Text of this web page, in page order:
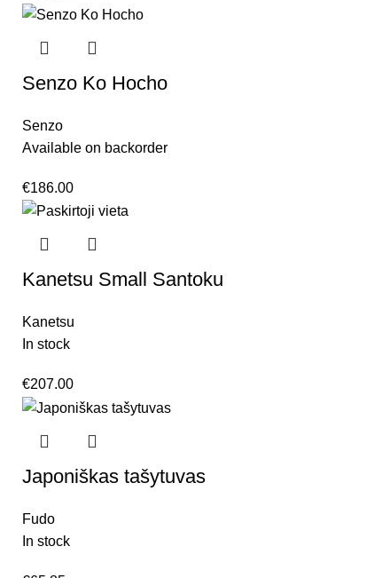
Senzo Ko Hocho
Senzo
Available on backorder
€186.00
Kanetsu Small Santoku
Kanetsu
In stock
€207.00
Japoniškas tašytuvas
Fudo
In stock